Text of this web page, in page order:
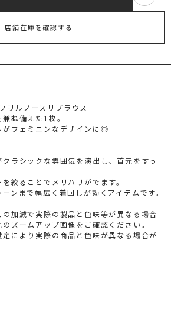
ポイント
旧 MS PASSPORTポイント
店舗在庫を確認する
リルノースリブラウス
ね備えた1枚。
がフェミニンなデザインに◎
ラシックな雰囲気を演出し、首元をすっ
絞ることでメリハリがでます。
ンまで幅広く着回しが効くアイテムです。
加減で実際の製品と色味等が異なる場合
ズームアップ画像をご確認ください。
により実際の商品と色味が異なる場合が